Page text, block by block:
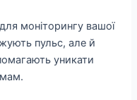
моніторингу вашої
пульс, але й
уникати